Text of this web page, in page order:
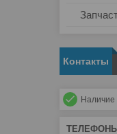
Контакты
Наличие